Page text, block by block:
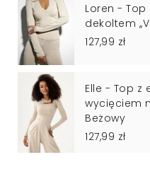
Loren - Top
dekoltem
127,99 zł
Elle - Top z
wycięciem
Beżowy
127,99 zł